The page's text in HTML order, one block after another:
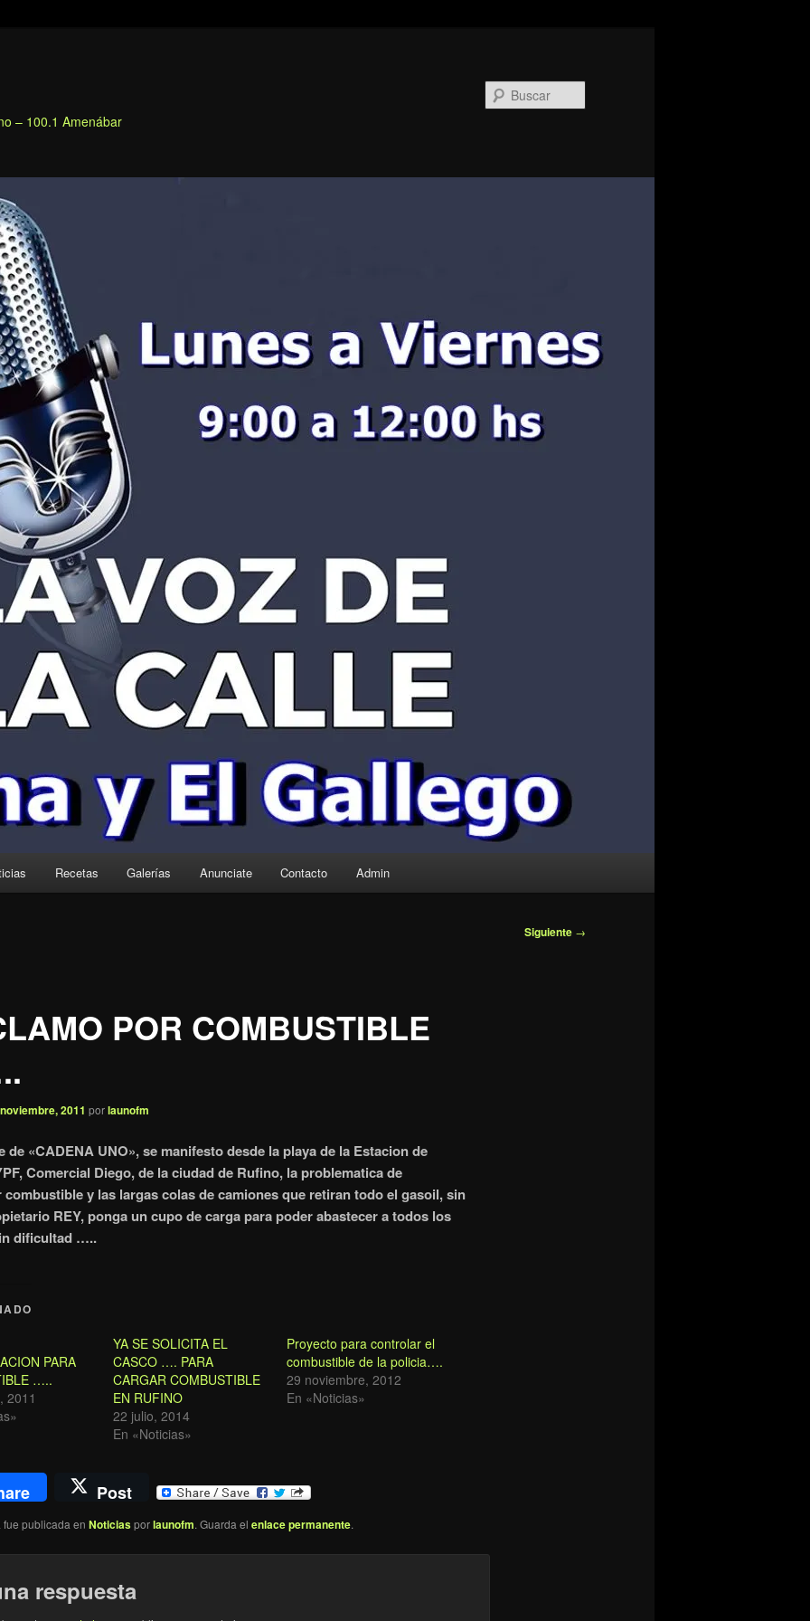
– 100.1 Amenábar
Recetas Galerías Anunciate Contacto Admin
Siguiente →
POR COMBUSTIBLE
2011 porlaunofm
de «CADENA UNO», se manifesto desde la playa de la Estacion de
Comercial Diego, de la ciudad de Rufino, la problematica de
y las largas colas de camiones que retiran todo el gasoil, sin
REY, ponga un cupo de carga para poder abastecer a todos los
dificultad …..
PARA
…..
2011
YA SE SOLICITA EL
CASCO …. PARA
CARGAR COMBUSTIBLE
EN RUFINO
22 julio, 2014
En «Noticias»
Proyecto para controlar el
combustible de la policia….
29 noviembre, 2012
En «Noticias»
Post
fue publicada en Noticiasporlaunofm. Guarda el enlace permanente.
respuesta